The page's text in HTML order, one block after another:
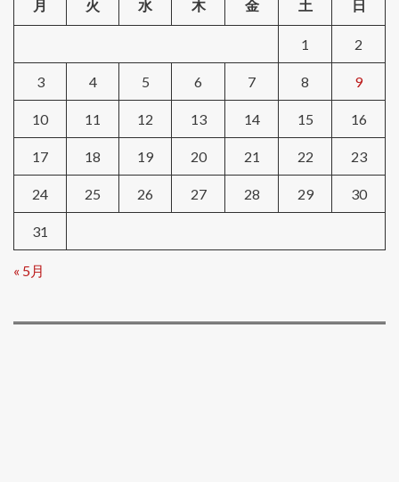
月 火 水 木 金 土 日
1 2
3 4 5 6 7 8 9
10 11 12 13 14 15 16
17 18 19 20 21 22 23
24 25 26 27 28 29 30
31
« 5月